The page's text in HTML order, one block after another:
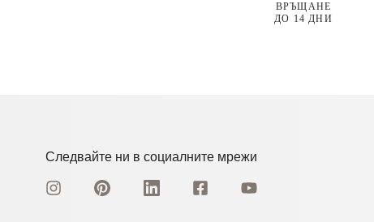
ВРЪЩАНЕ
ДО 14 ДНИ
Следвайте ни в социалните мрежи